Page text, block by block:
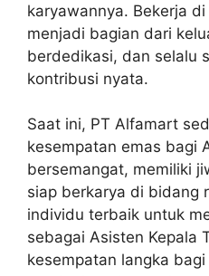
karyawannya. Bekerja
menjadi bagian dari
berdedikasi, dan selalu
kontribusi nyata.
Saat ini, PT Alfamart
kesempatan emas bagi
bersemangat, memiliki
siap berkarya di bidang
individu terbaik untuk
sebagai Asisten Kepala
kesempatan langka